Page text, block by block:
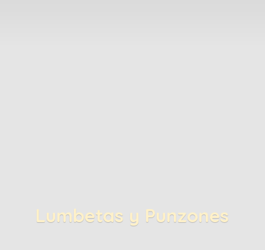
Lumbetas y Punzones